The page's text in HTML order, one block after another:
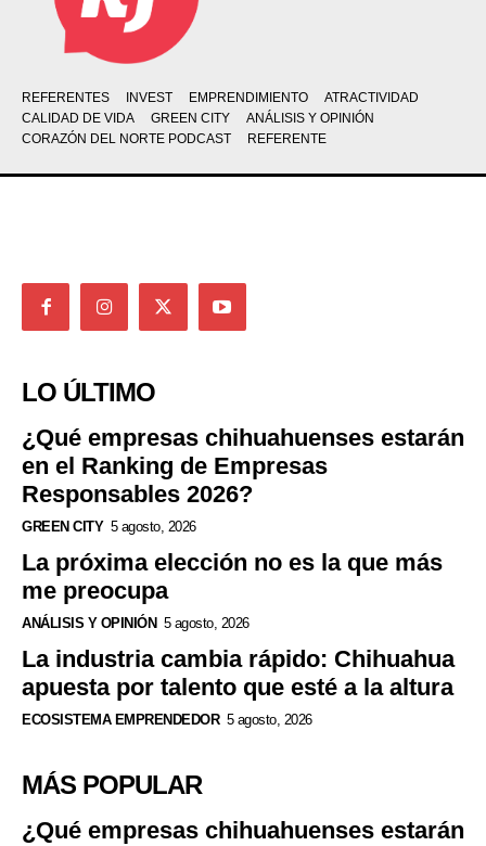
REFERENTES INVEST EMPRENDIMIENTO
ATRACTIVIDAD
CALIDAD DE VIDA
GREEN CITY
ANÁLISIS Y OPINIÓN
CORAZÓN DEL NORTE PODCAST
REFERENTE
LO ÚLTIMO
¿Qué empresas chihuahuenses estarán
en el Ranking de Empresas
Responsables 2026?
GREEN CITY 5 agosto, 2026
La próxima elección no es la que más
me preocupa
ANÁLISIS Y OPINIÓN 5 agosto, 2026
La industria cambia rápido: Chihuahua
apuesta por talento que esté a la altura
ECOSISTEMA EMPRENDEDOR 5 agosto, 2026
MÁS POPULAR
¿Qué empresas chihuahuenses estarán